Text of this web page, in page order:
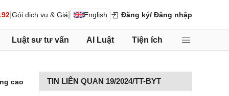
Gói dịch vụ & Giá English Đăng ký/ Đăng nhập
Luật sư tư vấn AI Luật Tiện ích
cao TIN LIÊN QUAN 19/2024/TT-BYT